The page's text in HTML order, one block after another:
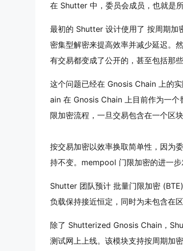
在 Shutter 中，委员会成员，也就是
最初的 Shutter 设计使用了 按周期加
密集型解密来提高效率并减少延迟。
有交易都变成了公开的，甚至包括那
这个问题已经在 Gnosis Chain 上的
ain 在 Gnosis Chain 上目前作为一个
限加密流程，一旦交易包含在一个区
按交易加密以效率换取简单性，因为
持不变。 mempool 门限加密的进一步
Shutter 团队预计 批量门限加密 (BTE)
负载保持接近恒定，同时为未包含在
除了 Shutterized Gnosis Chain，
测试网上上线。该模块支持按周期加